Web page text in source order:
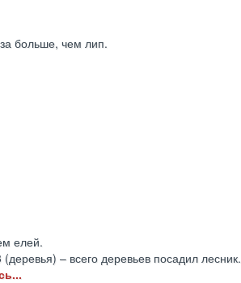
больше, чем лип.
елей.
– всего деревьев посадил лесник.